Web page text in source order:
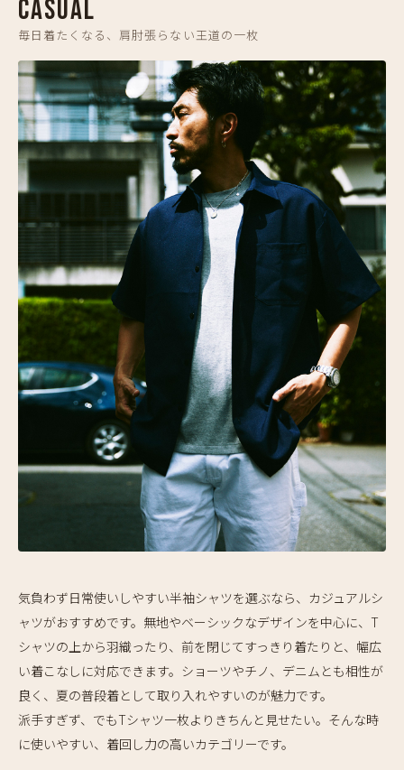
CASUAL
毎日着たくなる、肩肘張らない王道の一枚
気負わず日常使いしやすい半袖シャツを選ぶなら、カジュアルシ
ャツがおすすめです。無地やベーシックなデザインを中心に、T
シャツの上から羽織ったり、前を閉じてすっきり着たりと、幅広
い着こなしに対応できます。ショーツやチノ、デニムとも相性が
良く、夏の普段着として取り入れやすいのが魅力です。
派手すぎず、でもTシャツ一枚よりきちんと見せたい。そんな時
に使いやすい、着回し力の高いカテゴリーです。